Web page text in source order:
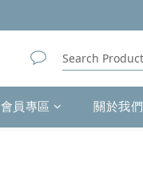
會員專區 關於我們